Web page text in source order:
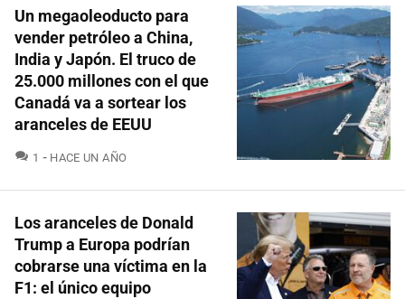
Un megaoleoducto para
vender petróleo a China,
India y Japón. El truco de
25.000 millones con el que
Canadá va a sortear los
aranceles de EEUU
1 COMENTARIOS
HACE UN AÑO
Los aranceles de Donald
Trump a Europa podrían
cobrarse una víctima en la
F1: el único equipo